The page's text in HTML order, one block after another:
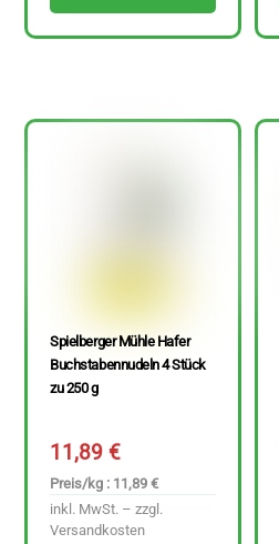
Spielberger Mühle Hafer
Buchstabennudeln 4 Stück
zu 250 g
11,89€
Preis/kg : 11,89 €
inkl. MwSt. – zzgl.
Versandkosten